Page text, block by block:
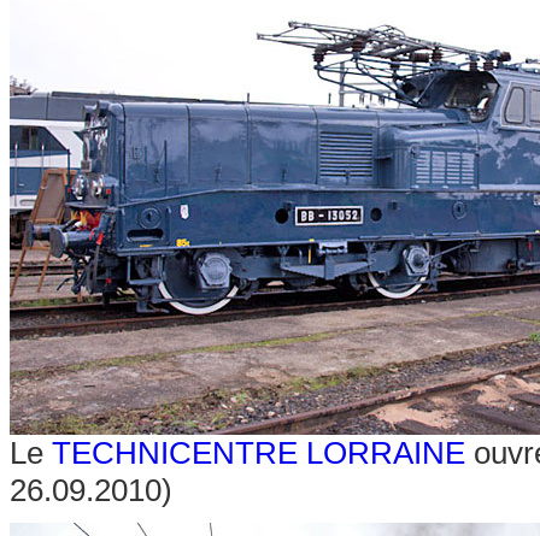
Le TECHNICENTRE LORRAINE
26.09.2010)